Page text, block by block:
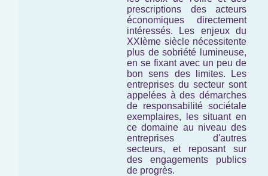
prescriptions des acteurs
économiques directement
intéressés. Les enjeux du
XXIème siècle nécessitente
plus de sobriété lumineuse,
en se fixant avec un peu de
bon sens des limites. Les
entreprises du secteur sont
appelées à des démarches
de responsabilité sociétale
exemplaires, les situant en
ce domaine au niveau des
entreprises d'autres
secteurs, et reposant sur
des engagements publics
de progrès.